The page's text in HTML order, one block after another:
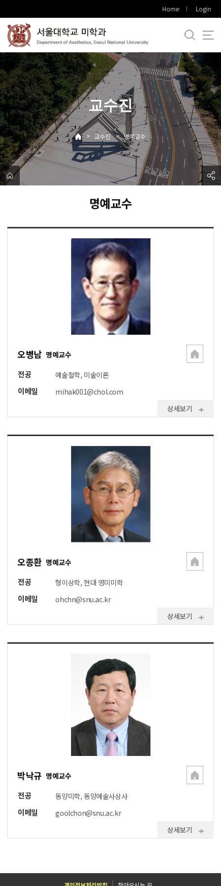
로
메
뉴
Home Login
교수진
> 교수진 > 명예교수
명예교수
오병남 명예교수
전공 예술철학, 미술이론
이메일
mihak001@chol.com
상세보기
오종환 명예교수
전공 형이상학, 현대 영미미학
이메일
ohchn@snu.ac.kr
상세보기
박낙규 명예교수
전공 동양미학, 동양예술사상사
이메일
goolchon@snu.ac.kr
상세보기